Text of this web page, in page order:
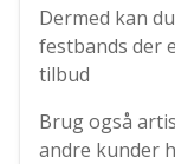
Dermed kan
festbands der
tilbud
Brug også
andre kunder